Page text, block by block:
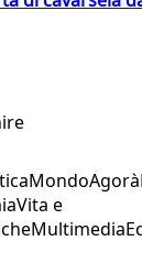
MondoAgorà
Vita e
Multimedia